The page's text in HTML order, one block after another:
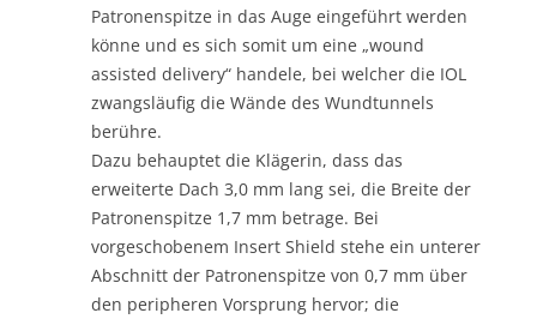
Patronenspitze in das Auge eingeführt werden
könne und es sich somit um eine „wound
assisted delivery“ handele, bei welcher die IOL
zwangsläufig die Wände des Wundtunnels
berühre.
Dazu behauptet die Klägerin, dass das
erweiterte Dach 3,0 mm lang sei, die Breite der
Patronenspitze 1,7 mm betrage. Bei
vorgeschobenem Insert Shield stehe ein unterer
Abschnitt der Patronenspitze von 0,7 mm über
den peripheren Vorsprung hervor; die